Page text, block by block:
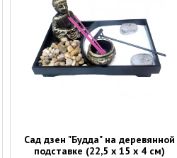
Сад дзен "Будда" на деревянной
подставке (22,5 х 15 х 4 см)